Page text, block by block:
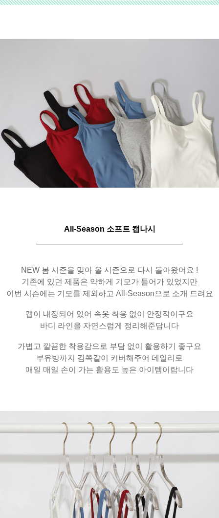
All-Season 소프트 캡나시
NEW 봄 시즌을 맞아 올 시즌으로 다시 돌아왔어요 !
기존에 있던 제품은 약하게 기모가 들어가 있었지만
이번 시즌에는 기모를 제외하고 All-Season으로 소개 드려요
캡이 내장되어 있어 속옷 착용 없이 안정적이구요
바디 라인을 자연스럽게 정리해준답니다
가볍고 깔끔한 착용감으로 부담 없이 활용하기 좋구요
부유방까지 감쪽같이 커버해주어 데일리로
매일 매일 손이 가는 활용도 높은 아이템이랍니다